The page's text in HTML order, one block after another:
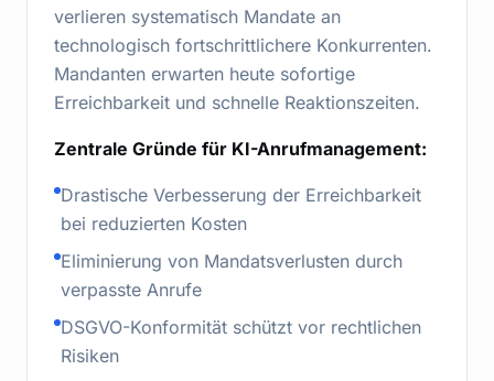
verlieren systematisch Mandate an
technologisch fortschrittlichere Konkurrenten.
Mandanten erwarten heute sofortige
Erreichbarkeit und schnelle Reaktionszeiten.
Zentrale Gründe für KI-Anrufmanagement:
Drastische Verbesserung der Erreichbarkeit
bei reduzierten Kosten
Eliminierung von Mandatsverlusten durch
verpasste Anrufe
DSGVO-Konformität schützt vor rechtlichen
Risiken